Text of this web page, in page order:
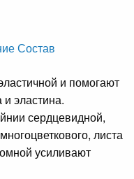
Состав
и помогают
и эластина.
сердцевидной,
листа
усиливают